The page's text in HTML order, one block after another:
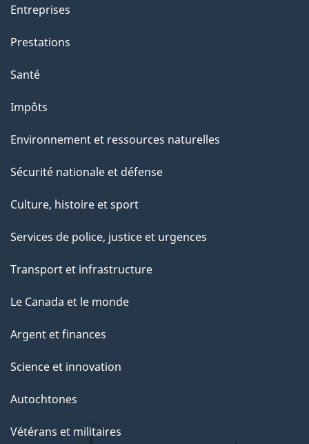
Entreprises
Prestations
Santé
Impôts
Environnement et ressources naturelles
Sécurité nationale et défense
Culture, histoire et sport
Services de police, justice et urgences
Transport et infrastructure
Le Canada et le monde
Argent et finances
Science et innovation
Autochtones
Vétérans et militaires